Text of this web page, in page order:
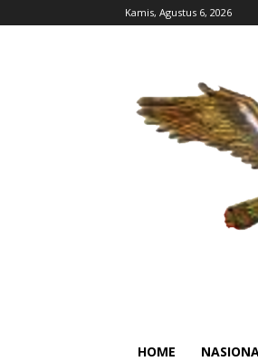
Kamis, Agustus 6, 2026
HOME